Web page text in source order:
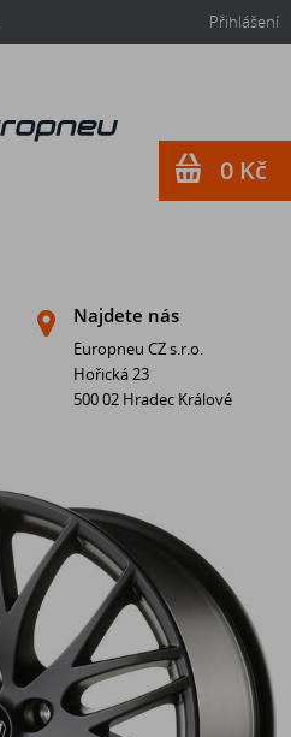
Přihlášení
Najdete nás
Europneu CZ s.r.o.
Hořická 23
500 02 Hradec Králové
0 Kč